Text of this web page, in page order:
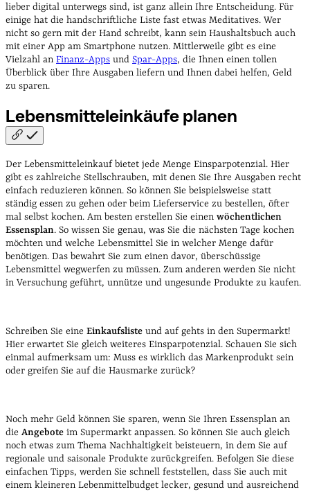
lieber digital unterwegs sind, ist ganz allein Ihre Entscheidung. Für
einige hat die handschriftliche Liste fast etwas Meditatives. Wer
nicht so gern mit der Hand schreibt, kann sein Haushaltsbuch auch
mit einer App am Smartphone nutzen. Mittlerweile gibt es eine
Vielzahl an Finanz-Apps und Spar-Apps, die Ihnen einen tollen
Überblick über Ihre Ausgaben liefern und Ihnen dabei helfen, Geld
zu sparen.
Lebensmitteleinkäufe planen
Der Lebensmitteleinkauf bietet jede Menge Einsparpotenzial. Hier
gibt es zahlreiche Stellschrauben, mit denen Sie Ihre Ausgaben recht
einfach reduzieren können. So können Sie beispielsweise statt
ständig essen zu gehen oder beim Lieferservice zu bestellen, öfter
mal selbst kochen. Am besten erstellen Sie einen wöchentlichen
Essensplan. So wissen Sie genau, was Sie die nächsten Tage kochen
möchten und welche Lebensmittel Sie in welcher Menge dafür
benötigen. Das bewahrt Sie zum einen davor, überschüssige
Lebensmittel wegwerfen zu müssen. Zum anderen werden Sie nicht
in Versuchung geführt, unnütze und ungesunde Produkte zu kaufen.
Schreiben Sie eine Einkaufsliste und auf gehts in den Supermarkt!
Hier erwartet Sie gleich weiteres Einsparpotenzial. Schauen Sie sich
einmal aufmerksam um: Muss es wirklich das Markenprodukt sein
oder greifen Sie auf die Hausmarke zurück?
Noch mehr Geld können Sie sparen, wenn Sie Ihren Essensplan an
die Angebote im Supermarkt anpassen. So können Sie auch gleich
noch etwas zum Thema Nachhaltigkeit beisteuern, in dem Sie auf
regionale und saisonale Produkte zurückgreifen. Befolgen Sie diese
einfachen Tipps, werden Sie schnell feststellen, dass Sie auch mit
einem kleineren Lebenmittelbudget lecker, gesund und ausreichend